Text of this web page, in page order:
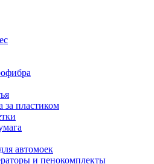
за пластиком
автомоек
и пенокомплекты